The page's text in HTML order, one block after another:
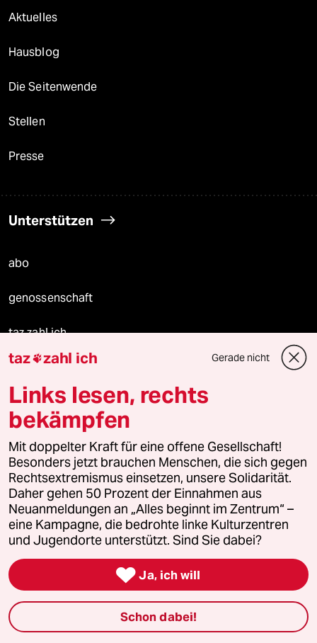
Aktuelles
Hausblog
Die Seitenwende
Stellen
Presse
Unterstützen
abo
genossenschaft
taz zahl ich
recherchefonds ausland
panterstiftung
panterpreis 2026
Podcast
bundestalk
fernverbindung
klima update°
taz zahl ich Gerade nicht
Links lesen, rechts
bekämpfen
Mit doppelter Kraft für eine offene Gesellschaft!
Besonders jetzt brauchen Menschen, die sich gegen
Rechtsextremismus einsetzen, unsere Solidarität.
Daher gehen 50 Prozent der Einnahmen aus
Neuanmeldungen an „Alles beginnt im Zentrum“ –
eine Kampagne, die bedrohte linke Kulturzentren
und Jugendorte unterstützt. Sind Sie dabei?
 Ja, ich will
Schon dabei!